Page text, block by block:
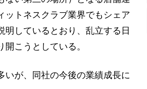
ットネスクラブ業界でもシェア
しているとおり、乱立する日
こうとしている。
が、同社の今後の業績成長に